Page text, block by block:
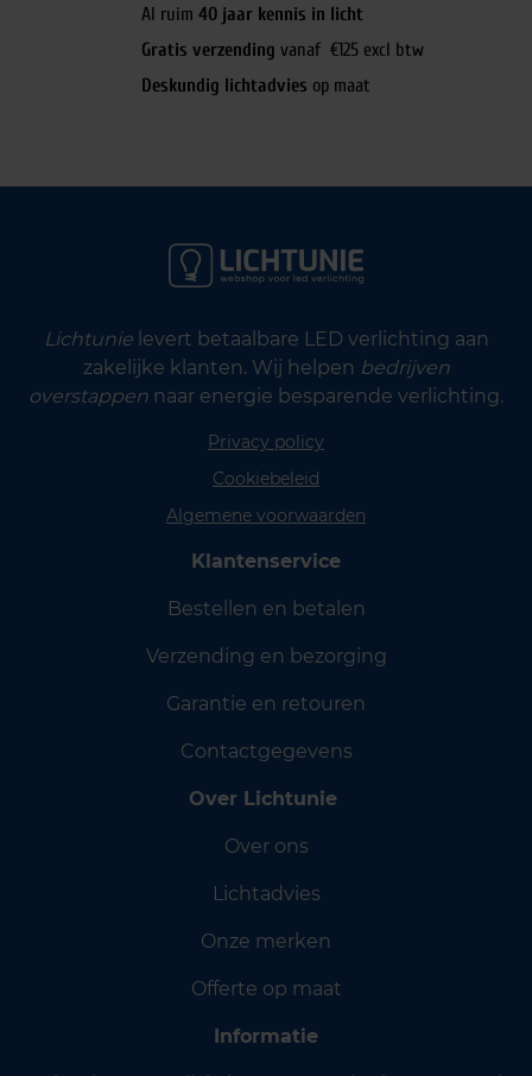
Al ruim 40 jaar kennis in licht
Gratis verzending vanaf €125 excl btw
Deskundig lichtadvies op maat
Lichtunielevert betaalbare LED verlichting aan
zakelijke klanten. Wij helpen bedrijven
overstappen naar energie besparende verlichting.
Privacy policy
Cookiebeleid
Algemene voorwaarden
Klantenservice
Bestellen en betalen
Verzending en bezorging
Garantie en retouren
Contactgegevens
Over Lichtunie
Over ons
Lichtadvies
Onze merken
Offerte op maat
Informatie